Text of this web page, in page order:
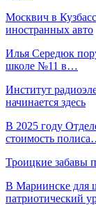
Москвич в
иностранных авто
Илья Середюк
школе №11 в…
Институт
начинается здесь
В 2025 году
стоимость
Троицкие забавы
В Мариинске для
патриотический